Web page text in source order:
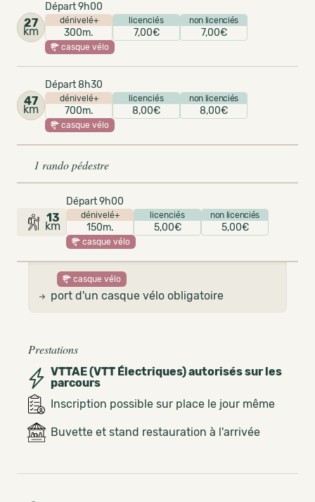
27
km
Départ 9h00
dénivelé+
300m.
licenciés
7,00€
non licenciés
7,00€
casque vélo
47
km
Départ 8h30
dénivelé+
700m.
licenciés
8,00€
non licenciés
8,00€
casque vélo
1 rando pédestre
13
km
Départ 9h00
dénivelé+
150m.
licenciés
5,00€
non licenciés
5,00€
casque vélo
casque vélo
port d'un casque vélo obligatoire
Prestations
VTTAE (VTT Électriques) autorisés sur les
parcours
Inscription possible sur place le jour même
Buvette et stand restauration à l'arrivée